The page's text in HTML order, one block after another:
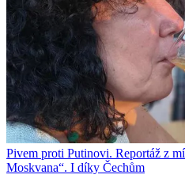
Pivem proti Putinovi. Reportáž z
Moskvana“. I díky Čechům